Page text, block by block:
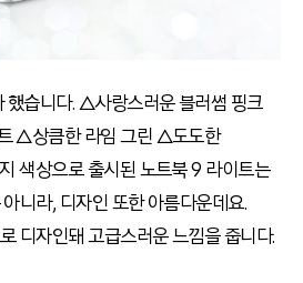
했습니다. △사랑스러운 블러썸 핑크
△상큼한 라임 그린 △도도한
색상으로 출시된 노트북 9 라이트는
니라, 디자인 또한 아름다운데요.
디자인돼 고급스러운 느낌을 줍니다.